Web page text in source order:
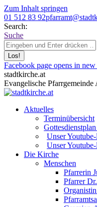
Zum Inhalt springen
01 512 83 92
Search:
Suche
Facebook page opens in
stadtkirche.at
Evangelische Pfarrgemeinde
Aktuelles
Terminübersicht
Unser
Unser
Die Kirche
Menschen
Pfarrerin
Pfarrer